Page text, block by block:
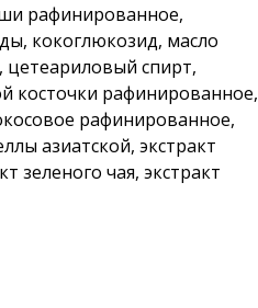
рафинированное,
кокоглюкозид, масло
спирт,
косточки рафинированное,
рафинированное,
азиатской, экстракт
зеленого чая, экстракт